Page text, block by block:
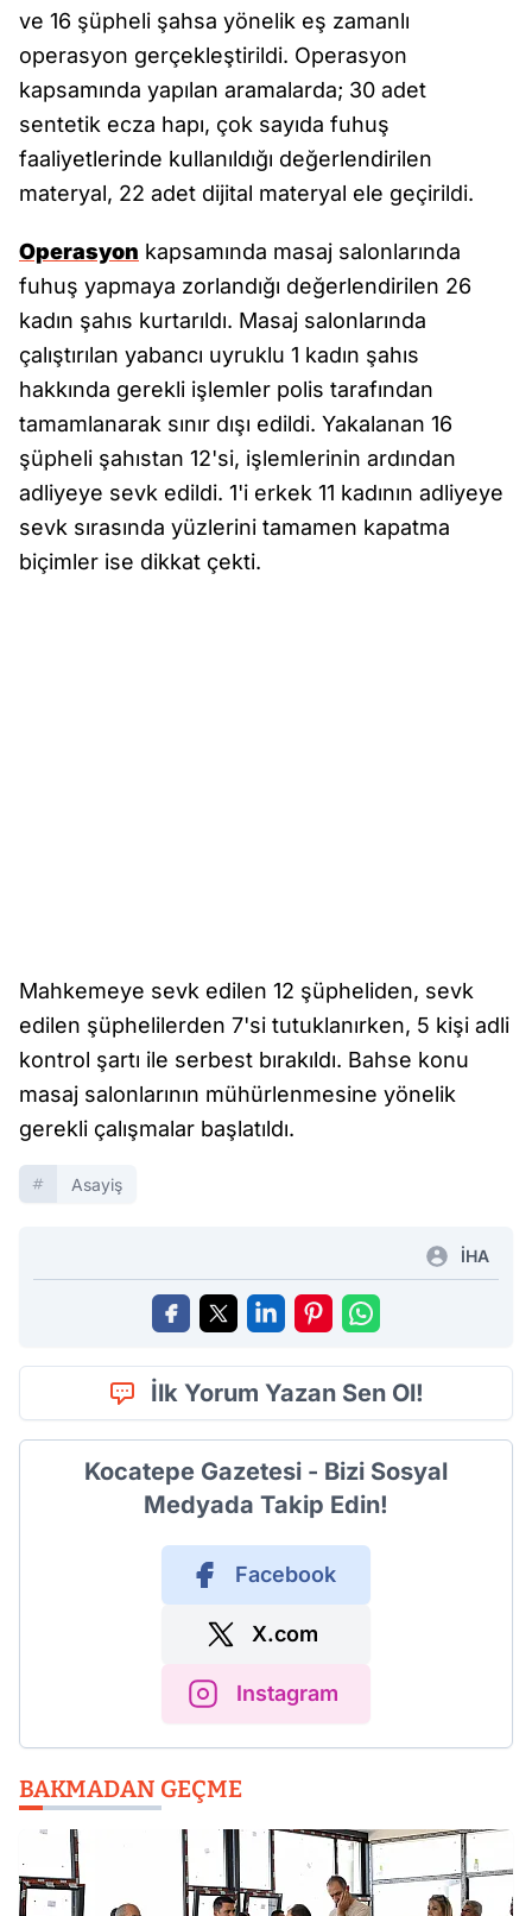
ve 16 şüpheli şahsa yönelik eş zamanlı
operasyon gerçekleştirildi. Operasyon
kapsamında yapılan aramalarda; 30 adet
sentetik ecza hapı, çok sayıda fuhuş
faaliyetlerinde kullanıldığı değerlendirilen
materyal, 22 adet dijital materyal ele geçirildi.
Operasyon kapsamında masaj salonlarında
fuhuş yapmaya zorlandığı değerlendirilen 26
kadın şahıs kurtarıldı. Masaj salonlarında
çalıştırılan yabancı uyruklu 1 kadın şahıs
hakkında gerekli işlemler polis tarafından
tamamlanarak sınır dışı edildi. Yakalanan 16
şüpheli şahıstan 12'si, işlemlerinin ardından
adliyeye sevk edildi. 1'i erkek 11 kadının adliyeye
sevk sırasında yüzlerini tamamen kapatma
biçimler ise dikkat çekti.
Mahkemeye sevk edilen 12 şüpheliden, sevk
edilen şüphelilerden 7'si tutuklanırken, 5 kişi adli
kontrol şartı ile serbest bırakıldı. Bahse konu
masaj salonlarının mühürlenmesine yönelik
gerekli çalışmalar başlatıldı.
Asayiş
İHA
İlk Yorum Yazan Sen Ol!
Kocatepe Gazetesi - Bizi Sosyal
Medyada Takip Edin!
Facebook
X.com
Instagram
BAKMADAN GEÇME